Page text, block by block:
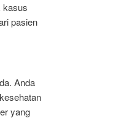
kasus
pasien
Anda
yang